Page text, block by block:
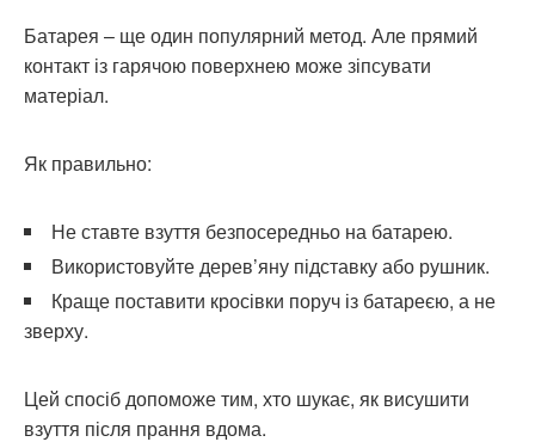
Батарея – ще один популярний метод. Але прямий
контакт із гарячою поверхнею може зіпсувати
матеріал.
Як правильно:
Не ставте взуття безпосередньо на батарею.
Використовуйте дерев’яну підставку або рушник.
Краще поставити кросівки поруч із батареєю, а не
зверху.
Цей спосіб допоможе тим, хто шукає, як висушити
взуття після прання вдома.